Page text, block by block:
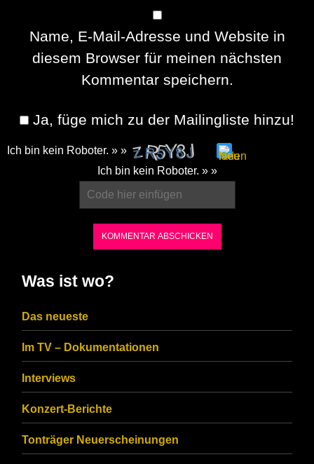
Name, E-Mail-Adresse und Website in
diesem Browser für meinen nächsten
Kommentar speichern.
Ja, füge mich zu der Mailingliste hinzu!
Ich bin kein Roboter. » »
CAPTCHA
ensure
that
you
are
human.
Ich bin kein Roboter. » »
Was ist wo?
Das neueste
Im TV – Dokumentationen
Interviews
Konzert-Berichte
Tonträger Neuerscheinungen